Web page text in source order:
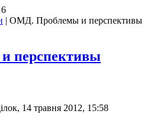
| ОМД. Проблемы и перспективы
перспективы
14 травня 2012, 15:58